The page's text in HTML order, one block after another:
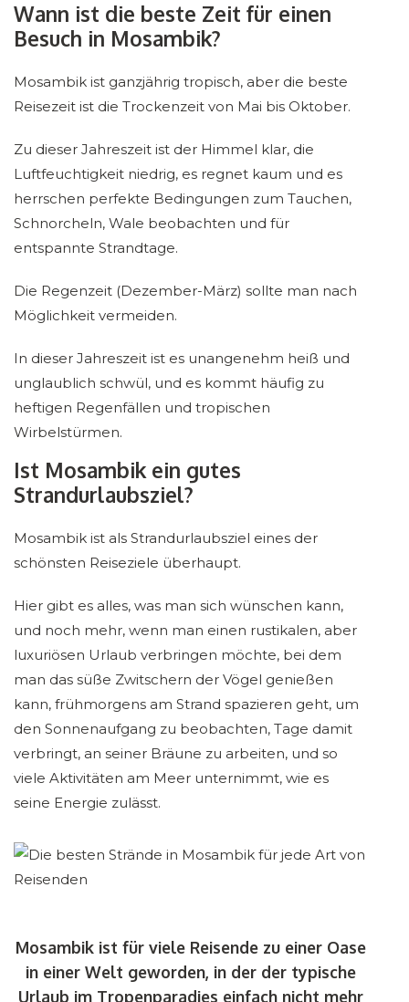
Wann ist die beste Zeit für einen
Besuch in Mosambik?
Mosambik ist ganzjährig tropisch, aber die beste
Reisezeit ist die Trockenzeit von Mai bis Oktober.
Zu dieser Jahreszeit ist der Himmel klar, die
Luftfeuchtigkeit niedrig, es regnet kaum und es
herrschen perfekte Bedingungen zum Tauchen,
Schnorcheln, Wale beobachten und für
entspannte Strandtage.
Die Regenzeit (Dezember-März) sollte man nach
Möglichkeit vermeiden.
In dieser Jahreszeit ist es unangenehm heiß und
unglaublich schwül, und es kommt häufig zu
heftigen Regenfällen und tropischen
Wirbelstürmen.
Ist Mosambik ein gutes
Strandurlaubsziel?
Mosambik ist als Strandurlaubsziel eines der
schönsten Reiseziele überhaupt.
Hier gibt es alles, was man sich wünschen kann,
und noch mehr, wenn man einen rustikalen, aber
luxuriösen Urlaub verbringen möchte, bei dem
man das süße Zwitschern der Vögel genießen
kann, frühmorgens am Strand spazieren geht, um
den Sonnenaufgang zu beobachten, Tage damit
verbringt, an seiner Bräune zu arbeiten, und so
viele Aktivitäten am Meer unternimmt, wie es
seine Energie zulässt.
Mosambik ist für viele Reisende zu einer Oase
in einer Welt geworden, in der der typische
Urlaub im Tropenparadies einfach nicht mehr